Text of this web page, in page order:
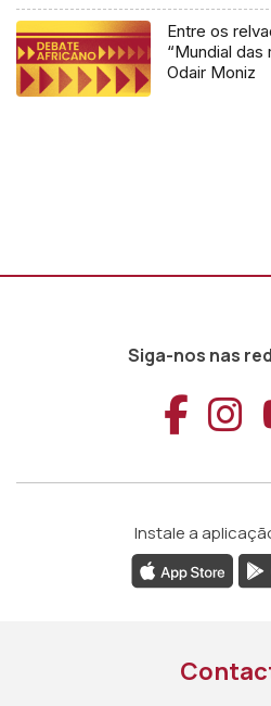
Entre os
“Mundial
Odair Moniz
Siga-nos nas
Instale a